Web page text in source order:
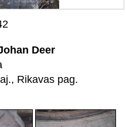
Deer
Rikavas pag.